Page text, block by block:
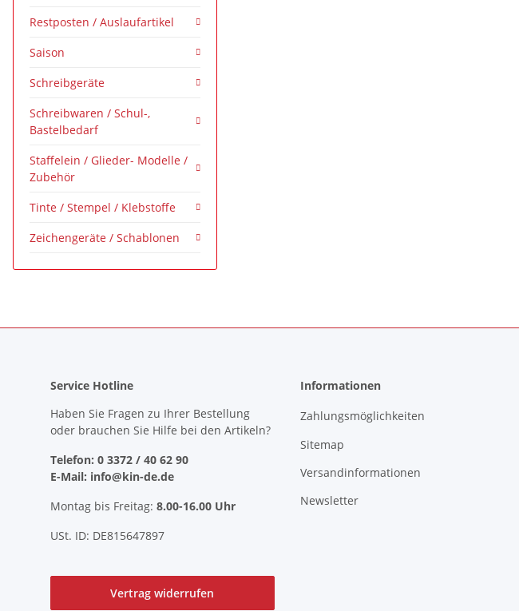
Restposten / Auslaufartikel
Saison
Schreibgeräte
Schreibwaren / Schul-,
Bastelbedarf
Staffelein / Glieder- Modelle /
Zubehör
Tinte / Stempel / Klebstoffe
Zeichengeräte / Schablonen
Service Hotline
Haben Sie Fragen zu Ihrer Bestellung
oder brauchen Sie Hilfe bei den Artikeln?
Telefon: 0 3372 / 40 62 90
E-Mail: info@kin-de.de
Montag bis Freitag: 8.00-16.00 Uhr
USt. ID: DE815647897
Informationen
Zahlungsmöglichkeiten
Sitemap
Versandinformationen
Newsletter
Vertrag widerrufen